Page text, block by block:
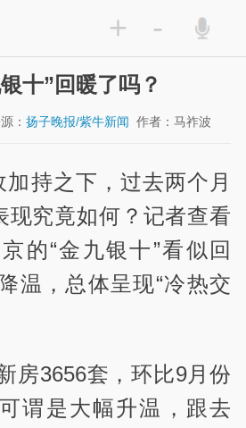
+ -
十”回暖了吗？
：扬子晚报/紫牛新闻 作者：马祚波
持之下，过去两个月
现究竟如何？记者查看
的“金九银十”看似回
温，总体呈现“冷热交
房3656套，环比9月份
谓是大幅升温，跟去